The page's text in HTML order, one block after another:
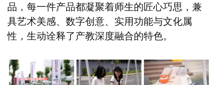
品，每一件产品都凝聚着师生的匠心巧思，兼
具艺术美感、数字创意、实用功能与文化属
性，生动诠释了产教深度融合的特色。